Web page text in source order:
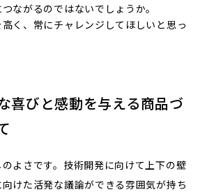
ながるのではないでしょうか。
く、常にチャレンジしてほしいと思っ
喜びと感動を与える商品づ
よさです。技術開発に向けて上下の壁
けた活発な議論ができる雰囲気が持ち